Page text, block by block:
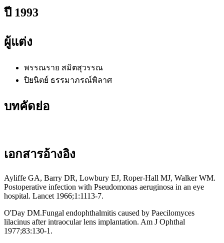
ปี 1993
ผู้แต่ง
พรรณราย สมิตสุวรรณ
ปิยนิตย์ ธรรมาภรณ์พิลาศ
บทคัดย่อ
เอกสารอ้างอิง
Ayliffe GA, Barry DR, Lowbury EJ, Roper-Hall MJ, Walker WM.
Postoperative infection with Pseudomonas aeruginosa in an eye
hospital. Lancet 1966;1:1113-7.
O'Day DM.Fungal endophthalmitis caused by Paecilomyces
lilacinus after intraocular lens implantation. Am J Ophthal
1977;83:130-1.